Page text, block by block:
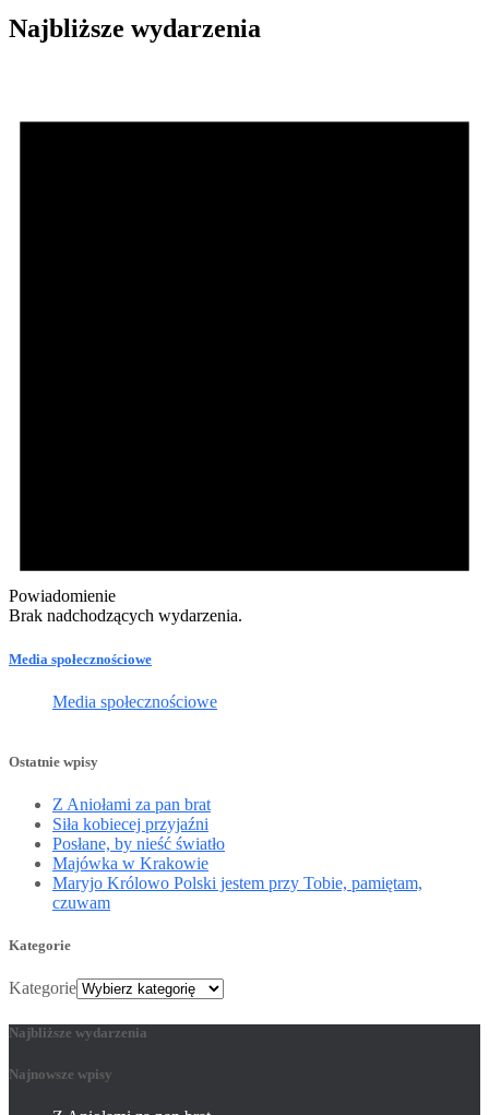
Najbliższe wydarzenia
Powiadomienie
Brak nadchodzących wydarzenia.
Media społecznościowe
Media społecznościowe
Ostatnie wpisy
Z Aniołami za pan brat
Siła kobiecej przyjaźni
Posłane, by nieść światło
Majówka w Krakowie
Maryjo Królowo Polski jestem przy Tobie, pamiętam,
czuwam
Kategorie
Kategorie
Najbliższe wydarzenia
Najnowsze wpisy